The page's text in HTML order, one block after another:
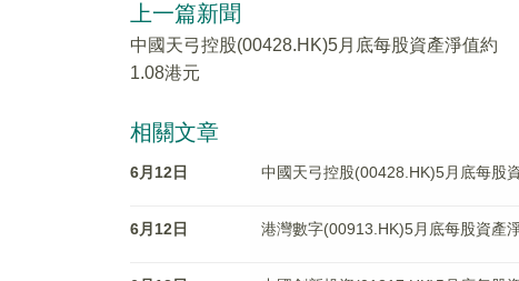
上一篇新聞
中國天弓控股(00428.HK)5月底每股資產淨值約
1.08港元
相關文章
6月12日 中國天弓控股(00428.HK)5月底每股
6月12日 港灣數字(00913.HK)5月底每股資產